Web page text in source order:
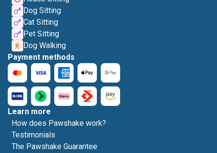
Dog Sitting
Cat Sitting
Pet Sitting
Dog Walking
Payment methods
Learn more
How does Pawshake work?
Testimonials
The Pawshake Guarantee